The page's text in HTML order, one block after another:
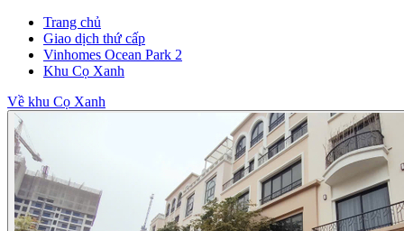
Trang chủ
Giao dịch thứ cấp
Vinhomes Ocean Park 2
Khu Cọ Xanh
Về khu Cọ Xanh